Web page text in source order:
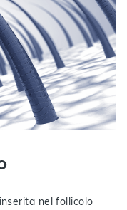
nel follicolo